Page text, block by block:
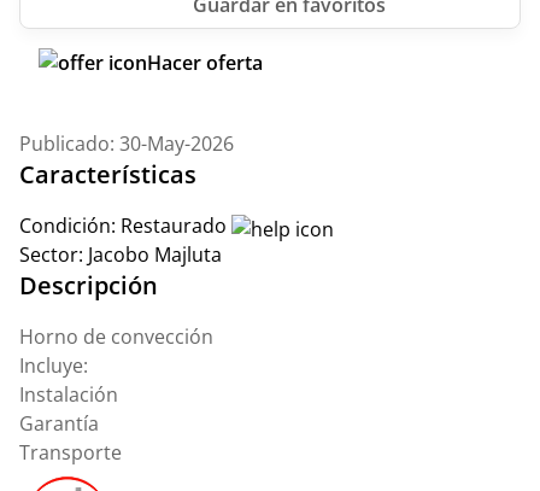
Hacer oferta
Publicado: 30-May-2026
Características
Condición: Restaurado
Sector: Jacobo Majluta
Descripción
Horno de convección
Incluye:
Instalación
Garantía
Transporte